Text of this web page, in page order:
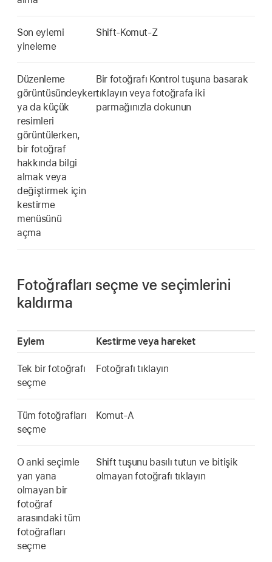
Son eylemi
yineleme
Shift-Komut-Z
Düzenleme
görüntüsündeyken
ya da küçük
resimleri
görüntülerken,
bir fotoğraf
hakkında bilgi
almak veya
değiştirmek için
kestirme
menüsünü
açma
Bir fotoğrafı Kontrol tuşuna basarak
tıklayın veya fotoğrafa iki
parmağınızla dokunun
Fotoğrafları seçme ve seçimlerini
kaldırma
Eylem Kestirme veya hareket
Tek bir fotoğrafı
seçme
Fotoğrafı tıklayın
Tüm fotoğrafları
seçme
Komut-A
O anki seçimle
yan yana
olmayan bir
fotoğraf
arasındaki tüm
fotoğrafları
seçme
Shift tuşunu basılı tutun ve bitişik
olmayan fotoğrafı tıklayın